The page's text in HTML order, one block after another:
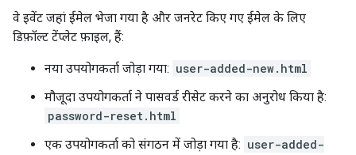
वे इवेंट जहां ईमेल भेजा गया है और जनरेट किए गए ईमेल के लिए
डिफ़ॉल्ट टेंप्लेट फ़ाइल, हैं:
नया उपयोगकर्ता जोड़ा गया: user-added-new.html
मौजूदा उपयोगकर्ता ने पासवर्ड रीसेट करने का अनुरोध किया है:
password-reset.html
एक उपयोगकर्ता को संगठन में जोड़ा गया है: user-added-